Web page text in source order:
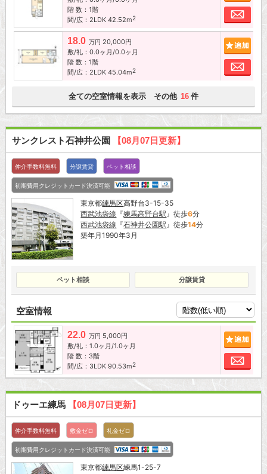
階 数：1階
間/広：2LDK 42.52m2
お
18.0 万円 20,000円
敷/礼：0.0ヶ月/0.0ヶ月
階 数：1階
間/広：2LDK 45.04m2
お
全ての空室情報を表示 その他 16 件
サンクレスト石神井公園 【08月07日更新】
仲介手数料無料 分譲賃貸 ペット相談
初期費用クレジットカード決済可能
東京都練馬区高野台3-15-35
西武池袋線 『練馬高野台駅 』徒歩6分
西武池袋線 『石神井公園駅 』徒歩14分
築年月1990年3月
ペット相談 分譲賃貸
空室情報
22.0 万円 5,000円
敷/礼：1.0ヶ月/1.0ヶ月
階 数：3階
間/広：3LDK 90.53m2
お
ドゥーエ練馬 【08月07日更新】
仲介手数料無料 敷金ゼロ 礼金ゼロ
初期費用クレジットカード決済可能
東京都練馬区練馬1-25-7